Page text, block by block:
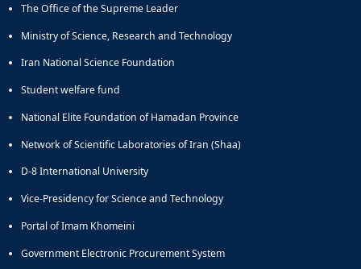
The Office of the Supreme Leader
Ministry of Science, Research and Technology
Iran National Science Foundation
Student welfare fund
National Elite Foundation of Hamadan Province
Network of Scientific Laboratories of Iran (Shaa)
D-8 International University
Vice-Presidency for Science and Technology
Portal of Imam Khomeini
Government Electronic Procurement System